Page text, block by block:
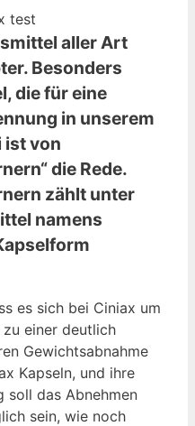
aller Art
Besonders
die für eine
in unserem
ist von
die Rede.
zählt unter
namens
es sich bei Ciniax um
einer deutlich
Gewichtsabnahme
Kapseln, und ihre
soll das Abnehmen
sein, wie noch